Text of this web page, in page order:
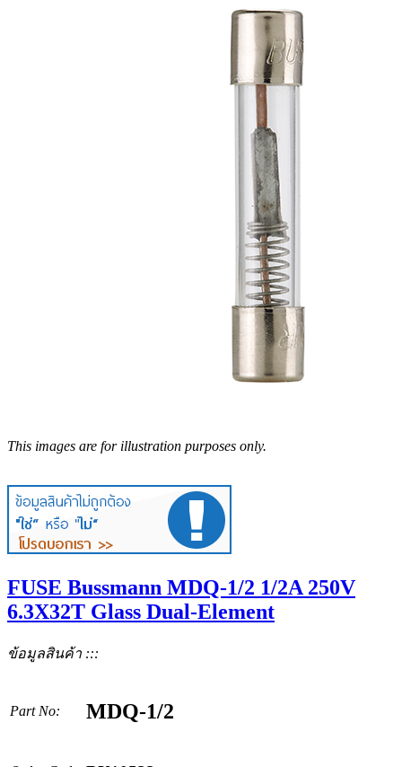
This images are for illustration purposes only.
FUSE Bussmann MDQ-1/2 1/2A 250V
6.3X32T Glass Dual-Element
ข้อมูลสินค้า :::
Part No: MDQ-1/2